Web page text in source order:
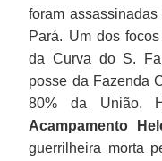
foram
Pará. Um dos
da Curva do S.
posse da Fazenda
80% da União.
Acampamento
guerrilheira morta